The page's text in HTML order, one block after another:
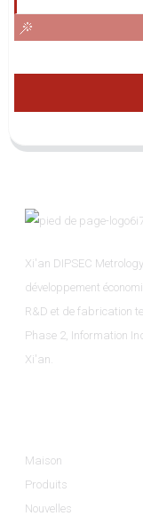
Xi'an DIPSEC
développement
R&D et de fabrication
Phase 2, Information
Xi'an.
Maison
Produits
Nouvelles